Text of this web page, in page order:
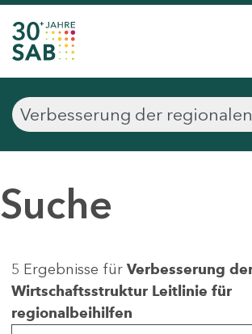
Suche
5 Ergebnisse für Verbesserung
Wirtschaftsstruktur Leitlinie für
regionalbeihilfen